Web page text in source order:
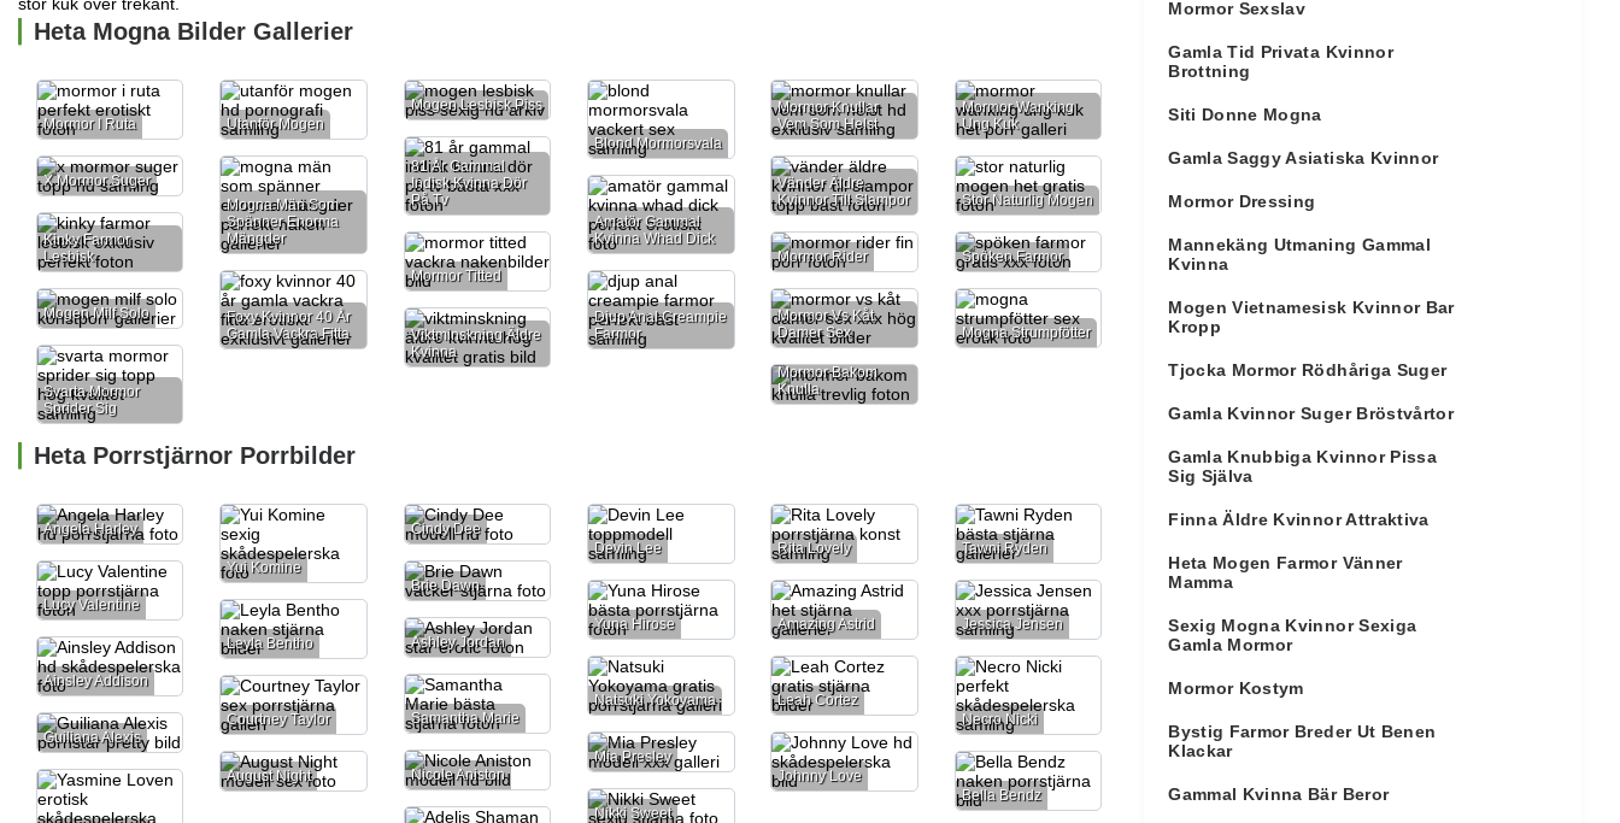
Heta Mogna Bilder Gallerier
Mormor I Ruta Utanför Mogen
Mogen Lesbisk Piss
Blond Mormorsvala
Mormor Knullar
Vem Som Helst
Mormor Wanking
Ung Kuk
81 År Gammal
Indisk Kvinna Dör
På Tv
X Mormor Suger
Mogna Män Som
Spänner Enorma
Mängder
Vänder Äldre
Kvinnor Till Slampor
Stor Naturlig Mogen
Amatör Gammal
Kvinna Whad Dick
Kinky Farmor
Lesbisk
Mormor Titted
Mormor Rider Spöken Farmor
Foxy Kvinnor 40 År
Gamla Vackra Fitta
Djup Anal Creampie
Farmor
Mogen Milf Solo
Mormor Vs Kåt
Damer Sex
Mogna Strumpfötter
Viktminskning Äldre
Kvinna
Svarta Mormor
Sprider Sig
Mormor Bakom
Knulla
Heta Porrstjärnor Porrbilder
Angela Harley
Yui Komine
Cindy Dee
Devin Lee
Rita Lovely Tawni Ryden
Lucy Valentine
Brie Dawn
Yuna Hirose Amazing Astrid
Jessica Jensen
Leyla Bentho
Ashley Jordan
Ainsley Addison
Natsuki Yokoyama
Leah Cortez
Necro Nicki
Samantha Marie
Courtney Taylor
Guiliana Alexis
Mia Presley
Johnny Love
Nicole Aniston
August Night
Bella Bendz
Nikki Sweet
Mormor Sexslav
Gamla Tid Privata Kvinnor
Brottning
Siti Donne Mogna
Gamla Saggy Asiatiska Kvinnor
Mormor Dressing
Mannekäng Utmaning Gammal
Kvinna
Mogen Vietnamesisk Kvinnor Bar
Kropp
Tjocka Mormor Rödhåriga Suger
Gamla Kvinnor Suger Bröstvårtor
Gamla Knubbiga Kvinnor Pissa
Sig Själva
Finna Äldre Kvinnor Attraktiva
Heta Mogen Farmor Vänner
Mamma
Sexig Mogna Kvinnor Sexiga
Gamla Mormor
Mormor Kostym
Bystig Farmor Breder Ut Benen
Klackar
Gammal Kvinna Bär Beror